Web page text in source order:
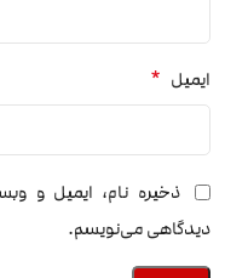
ایمیل *
ذخیره نام، ایمیل و
دیدگاهی می‌نویسم.